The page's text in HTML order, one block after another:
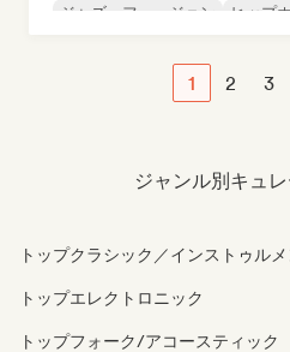
ジャズ・フュージョン
ヒップ
1 2 3
ジャンル別キュ
トップクラシック／インストゥル
トップエレクトロニック
トップフォーク/アコースティック